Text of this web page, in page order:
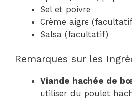
Sel et poivre
Crème aigre
Salsa (facultatif)
Remarques sur les
Viande hachée de
utiliser du poulet